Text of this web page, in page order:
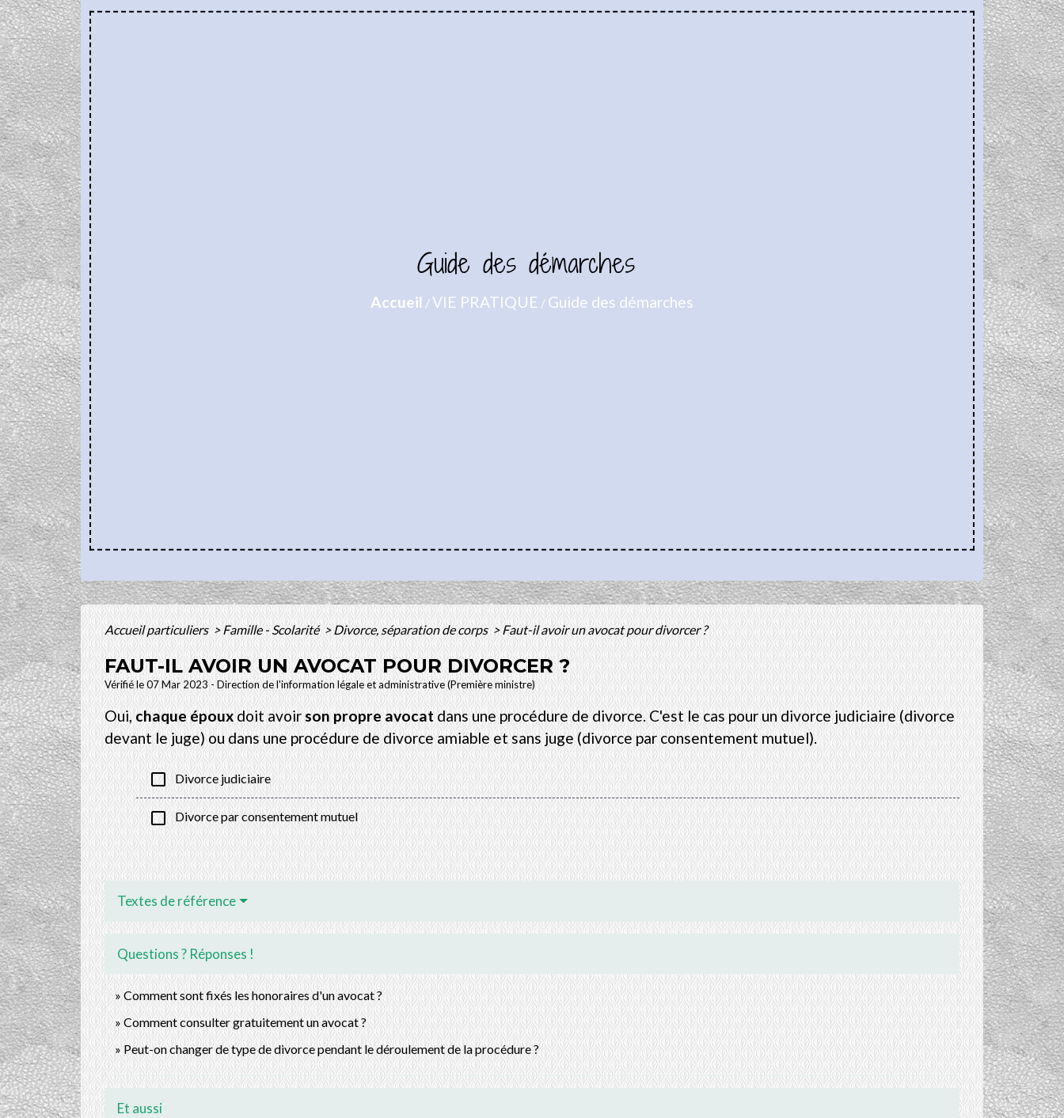
Guide des démarches
Accueil /VIE PRATIQUE / Guide des démarches
Accueil particuliers> Famille - Scolarité >Divorce, séparation de corps>Faut-il avoir un avocat pour divorcer ?
FAUT-IL AVOIR UN AVOCAT POUR DIVORCER ?
Vérifié le 07 Mar 2023 - Direction de l'information légale et administrative (Première ministre)
Oui,chaque épouxdoit avoirson propre avocatdans une procédure de divorce. C'est le cas pour un divorce judiciaire (divorce
devant le juge) ou dans une procédure de divorce amiable et sans juge (divorce par consentement mutuel).
check_box_outline_blank Divorce judiciaire
check_box_outline_blank Divorce par consentement mutuel
Textes de référence
Questions ? Réponses !
Comment sont fixés les honoraires d'un avocat ?
Comment consulter gratuitement un avocat ?
Peut-on changer de type de divorce pendant le déroulement de la procédure ?
Et aussi